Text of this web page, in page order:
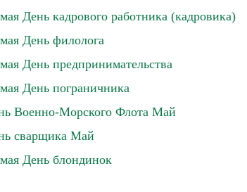
День кадрового работника (кадровика)
День филолога
День предпринимательства
День пограничника
Военно-Морского Флота Май
сварщика Май
День блондинок